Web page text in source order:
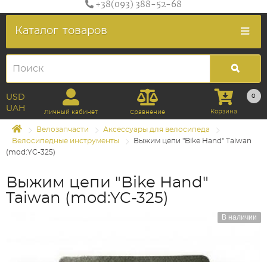
+38(093) 388-52-68
Каталог товаров
USD
UAH
Личный кабинет Сравнение
0
Корзина
Велозапчасти
Аксессуары для велосипеда
Велосипедные инструменты
Выжим цепи "Bike Hand" Taiwan
(mod:YC-325)
Выжим цепи "Bike Hand"
Taiwan (mod:YC-325)
В наличии